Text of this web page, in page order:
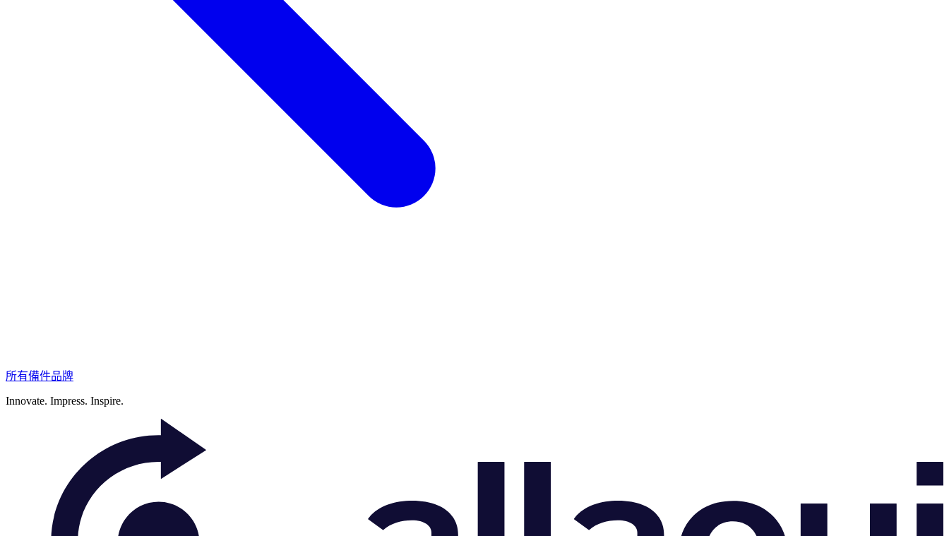
所有備件品牌
Innovate. Impress. Inspire.